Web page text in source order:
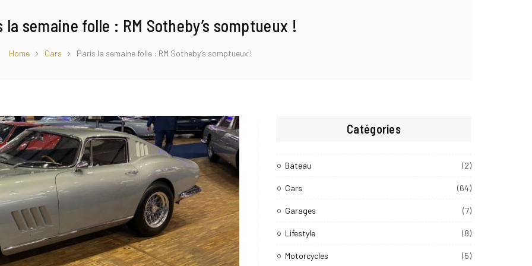
la semaine folle : RM Sotheby’s somptueux !
Home Cars Paris la semaine folle : RM Sotheby’s somptueux !
Catégories
Bateau (2)
Cars (64)
Garages (7)
Lifestyle (8)
Motorcycles (5)